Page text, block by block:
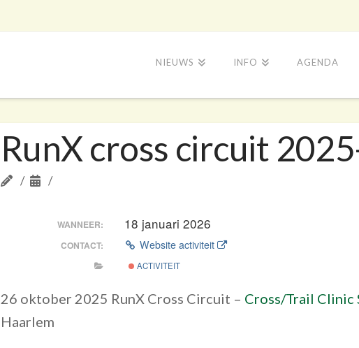
NIEUWS INFO AGENDA
RunX cross circuit
WANNEER: 18 januari 2026
CONTACT: Website activiteit
ACTIVITEIT
26 oktober 2025 RunX Cross Circuit – Cross/Trail Clinic
Haarlem